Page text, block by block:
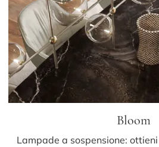
Bloom